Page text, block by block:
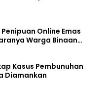
Online Emas
Warga Binaan
Kasus Pembunuhan
Diamankan